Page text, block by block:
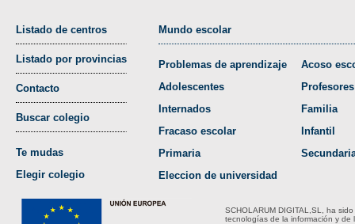
Listado de centros
Listado por provincias
Contacto
Buscar colegio
Te mudas
Elegir colegio
Mundo escolar
Problemas de aprendizaje
Adolescentes
Internados
Fracaso escolar
Primaria
Eleccion de universidad
Acoso
Profesores
Familia
Infantil
SCHOLARUM DIGITAL,SL, ha
tecnologías de la información y de